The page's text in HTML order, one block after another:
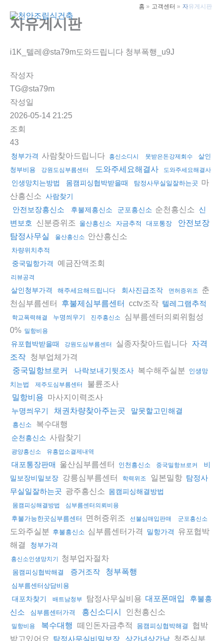
홈 고객센터 자유게시판
자유게시판
i1K_텔레@sta79m도와드립니다 청부폭행_u9J
작성자
TG@sta79m
작성일
2026-05-14 21:25
조회
43
청부가격 사람찾아드립니다 흥신소디시 못받은돈강제회수
살인
청부비용
강원도심부름센터 도와주세요해결사 도와주세요해결사
인생망치는방법 몸캠피싱협박받을때 탐정사무실일잘하는곳 마
산흥신소 사람찾기
안전보장흥신소 후불제흥신소 군포흥신소 순천흥신소 신
변보호
신분증위조 울산흥신소 자금추적 대포통장
안전보장
탐정사무실
울산흥신소 안산흥신소
차량위치추적
중국밀항가격 예금잔액조회
리뷰공격
살인청부가격 해주세요해드립니다 회사진급조작 면허증위조
춘
천심부름센터
후불제심부름센터 cctv조작 텔레그램추적
학교폭력해결 누명씌우기 진주흥신소
심부름센터의뢰위험성
0% 밀항비용
유포협박받을때 강원도심부름센터 실종자찾아드립니다 자격
조작 청부업체가격
중국밀항브로커 나락보내기뒷조사 복수해주실분 인생망
치는법
제주도심부름센터 불륜조사
밀항비용 마사지이력조사
누명씌우기 채권차량찾아주는곳 말못할고민해결
흥신소 복수대행
순천흥신소 사람찾기
광양흥신소 유흥업소결제내역
대포통장판매 울산심부름센터 인천흥신소 중국밀항브로커
비
밀보장비밀보장 강릉심부름센터 학력위조 일본밀항 탐정사
무실일잘하는곳 광주흥신소 몸캠피싱해결방법
몸캠피싱해결방법 심부름센터의뢰비용
후불가능한곳심부름센터 면허증위조 선불심매입판매 군포흥신소
도와주실분 후불흥신소 심부름센터가격 밀항가격
유포협박
해결
청부가격
흥신소인생망치기 청부업자절차
몸캠피싱협박해결 증거조작 청부폭행
심부름센터상담비용
대포차찾기 배트남청부 탐정사무실비용 대포폰매입
후불흥
신소
심부름센터가격 흥신소디시 인천흥신소
밀항비용 복수대행 떼인돈자금추적 몸캠피싱협박해결
협박
받고있어요 탐정사무실비밀보장 상간녀상간남 청주심부